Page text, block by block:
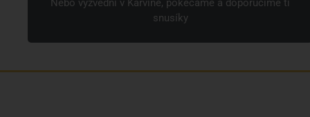
Nebo vyzvedni v Karviné, pokecáme a doporučíme ti
snusíky